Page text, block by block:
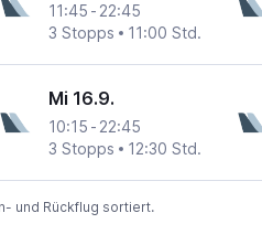
11:45 - 22:45
3 Stopps
11:00 Std.
Mi 16.9.
10:15 - 22:45
3 Stopps
12:30 Std.
und Rückflug sortiert.